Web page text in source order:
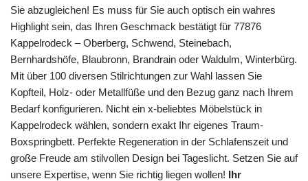
Sie abzugleichen! Es muss für Sie auch optisch ein wahres
Highlight sein, das Ihren Geschmack bestätigt für 77876
Kappelrodeck – Oberberg, Schwend, Steinebach,
Bernhardshöfe, Blaubronn, Brandrain oder Waldulm, Winterbürg.
Mit über 100 diversen Stilrichtungen zur Wahl lassen Sie
Kopfteil, Holz- oder Metallfüße und den Bezug ganz nach Ihrem
Bedarf konfigurieren. Nicht ein x-beliebtes Möbelstück in
Kappelrodeck wählen, sondern exakt Ihr eigenes Traum-
Boxspringbett. Perfekte Regeneration in der Schlafenszeit und
große Freude am stilvollen Design bei Tageslicht. Setzen Sie auf
unsere Expertise, wenn Sie richtig liegen wollen! Ihr